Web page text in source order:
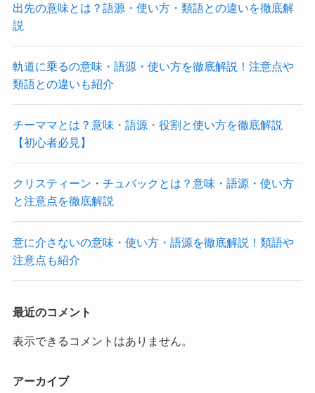
出先の意味とは？語源・使い方・類語との違いを徹底解
説
軌道に乗るの意味・語源・使い方を徹底解説！注意点や
類語との違いも紹介
チーママとは？意味・語源・役割と使い方を徹底解説
【初心者必見】
クリスティーン・チュバックとは？意味・語源・使い方
と注意点を徹底解説
意に介さないの意味・使い方・語源を徹底解説！類語や
注意点も紹介
最近のコメント
表示できるコメントはありません。
アーカイブ